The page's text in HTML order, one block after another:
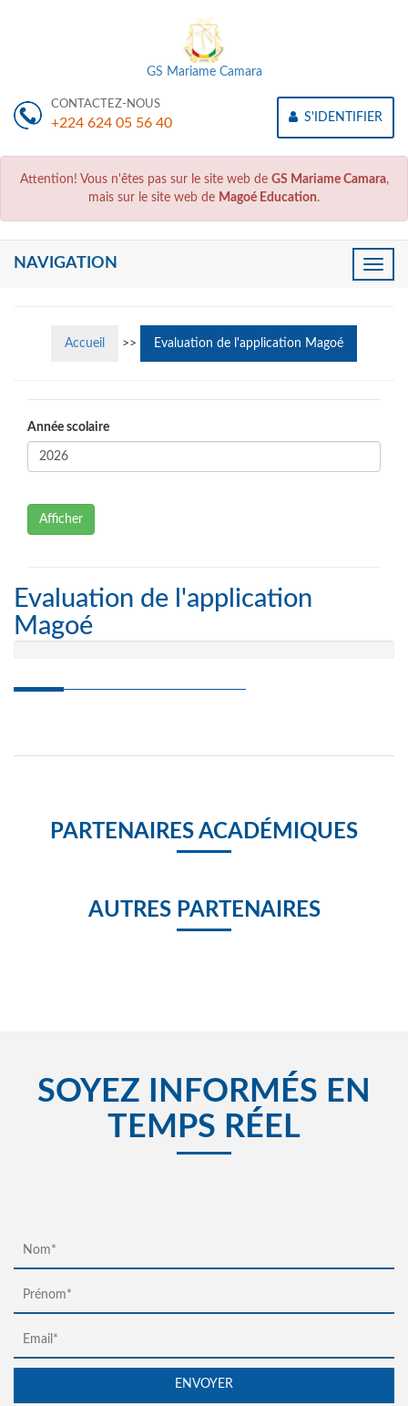
GS Mariame Camara
CONTACTEZ-NOUS
+224 624 05 56 40 S'IDENTIFIER
Attention! Vous n'êtes pas sur le site web de GS Mariame Camara,
mais sur le site web de Magoé Education.
Toggle
NAVIGATION
Accueil >> Evaluation de l'application Magoé
Année scolaire
Afficher
Evaluation de l'application
Magoé
PARTENAIRES ACADÉMIQUES
AUTRES PARTENAIRES
SOYEZ INFORMÉS EN
TEMPS RÉEL